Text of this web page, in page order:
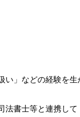
い」などの経験を
法書士等と連携し